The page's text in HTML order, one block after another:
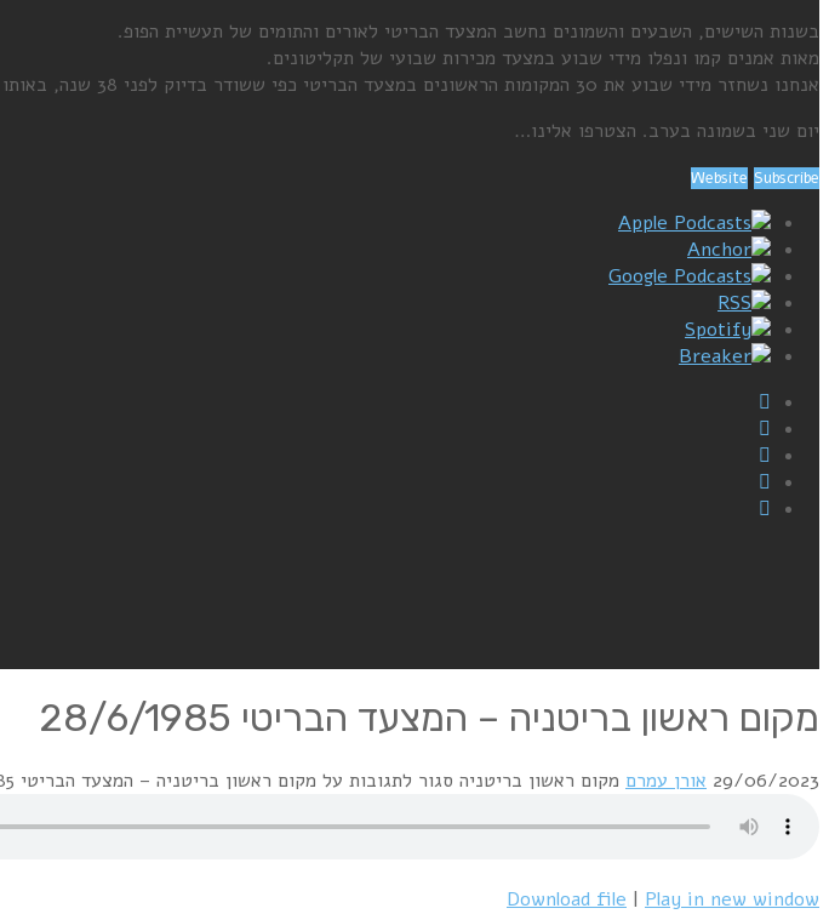
בשנות השישים, השבעים והשמונים נחשב המצעד הבריטי לאורים והתומים של תעשיית הפופ.
מאות אמנים קמו ונפלו מידי שבוע במצעד מכירות שבועי של תקליטונים.
אנחנו נשחזר מידי שבוע את 30 המקומות הראשונים במצעד הבריטי כפי ששודר בדיוק לפני 38 שנה, באותו התאריך בדיוק.
יום שני בשמונה בערב. הצטרפו אלינו…
Website Subscribe
Apple Podcasts
Anchor
Google Podcasts
RSS
Spotify
Breaker
מקום ראשון בריטניה – המצעד הבריטי 28/6/1985
29/06/2023 אורן עמרם מקום ראשון בריטניה סגור לתגובות על מקום ראשון בריטניה – המצעד הבריטי 28/6/1985
Download file | Play in new window